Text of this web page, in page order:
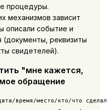
процедуры.
механизмов зависит
описали событие и
реквизиты
свидетелей).
"мне кажется,
обращение
время/место/кто/что